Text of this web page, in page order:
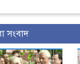
সংবাদ